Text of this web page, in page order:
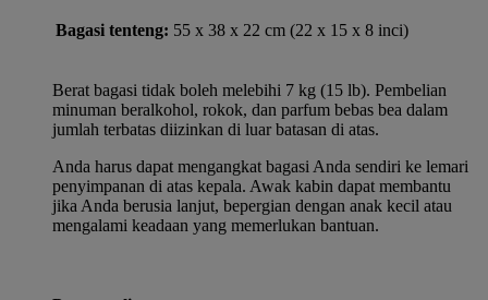
Bagasi tenteng: 55 x 38 x 22 cm (22 x 15 x 8 inci)
Berat bagasi tidak boleh melebihi 7 kg (15 lb). Pembelian
minuman beralkohol, rokok, dan parfum bebas bea dalam
jumlah terbatas diizinkan di luar batasan di atas.
Anda harus dapat mengangkat bagasi Anda sendiri ke lemari
penyimpanan di atas kepala. Awak kabin dapat membantu
jika Anda berusia lanjut, bepergian dengan anak kecil atau
mengalami keadaan yang memerlukan bantuan.